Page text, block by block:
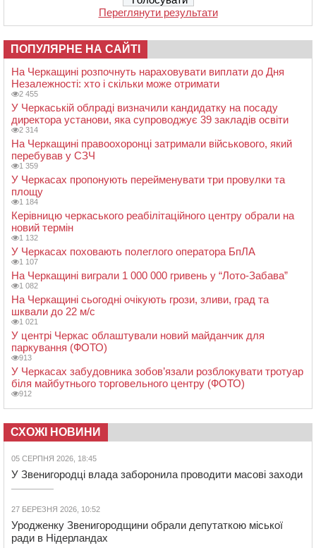
Переглянути результати
ПОПУЛЯРНЕ НА САЙТІ
На Черкащині розпочнуть нараховувати виплати до Дня
Незалежності: хто і скільки може отримати
2 455
У Черкаській облраді визначили кандидатку на посаду
директора установи, яка супроводжує 39 закладів освіти
2 314
На Черкащині правоохоронці затримали військового, який
перебував у СЗЧ
1 359
У Черкасах пропонують перейменувати три провулки та
площу
1 184
Керівницю черкаського реабілітаційного центру обрали на
новий термін
1 132
У Черкасах поховають полеглого оператора БпЛА
1 107
На Черкащині виграли 1 000 000 гривень у “Лото-Забава”
1 082
На Черкащині сьогодні очікують грози, зливи, град та
шквали до 22 м/с
1 021
У центрі Черкас облаштували новий майданчик для
паркування (ФОТО)
913
У Черкасах забудовника зобов’язали розблокувати тротуар
біля майбутнього торговельного центру (ФОТО)
912
СХОЖІ НОВИНИ
05 СЕРПНЯ 2026, 18:45
У Звенигородці влада заборонила проводити масові заходи
27 БЕРЕЗНЯ 2026, 10:52
Уродженку Звенигородщини обрали депутаткою міської
ради в Нідерландах